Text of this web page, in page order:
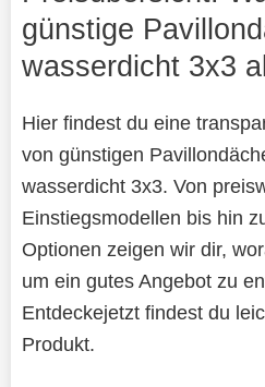
günstige
wasserdicht 3x3
Hier findest du eine
von günstigen
wasserdicht 3x3. Von
Einstiegsmodellen bis hin
Optionen zeigen wir dir,
um ein gutes Angebot zu
Entdeckejetzt findest du
Produkt.